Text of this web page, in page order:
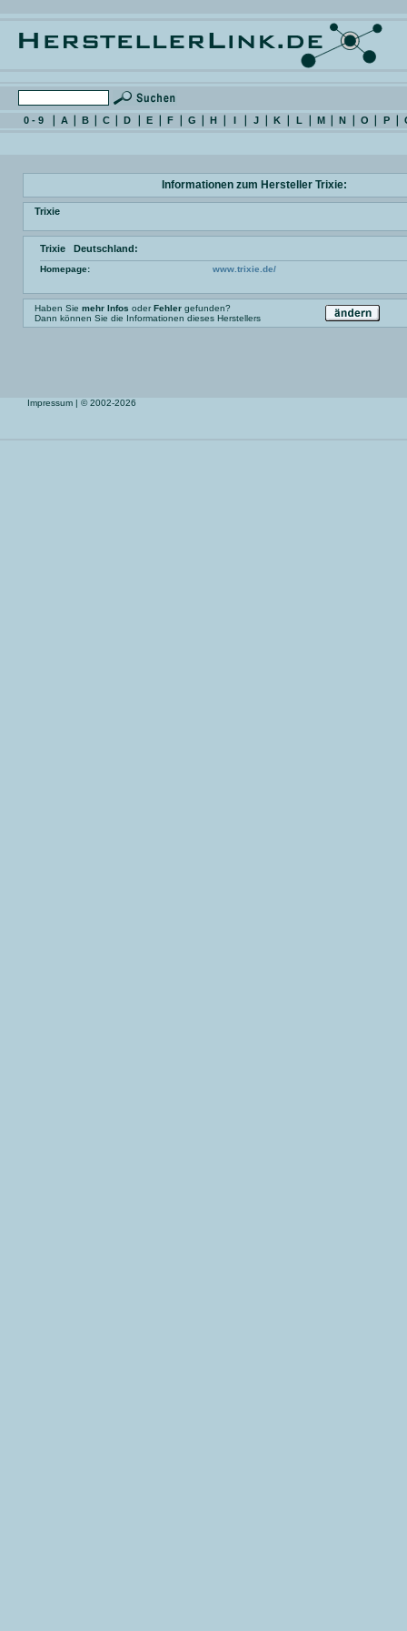
0 - 9 A B C D E F G H I J K L M N O P
Informationen zum Hersteller Trixie:
Trixie
Trixie Deutschland:
Homepage: www.trixie.de/
Haben Sie mehr Infos oderFehler gefunden?
Dann können Sie die Informationen dieses Herstellers
Impressum | © 2002-2026